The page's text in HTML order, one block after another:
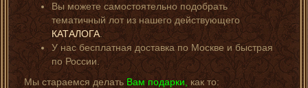
Вы можете самостоятельно подобрать
тематичный лот из нашего действующего
КАТАЛОГА.
У нас бесплатная доставка по Москве и быстрая
по России.
Мы стараемся делатьВам подарки, как то: